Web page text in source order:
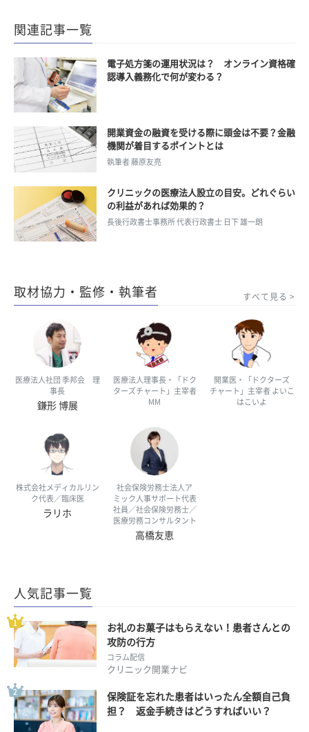
関連記事一覧
電子処方箋の運用状況は？ オンライン資格確
認導入義務化で何が変わる？
開業資金の融資を受ける際に頭金は不要？金融
機関が着目するポイントとは
執筆者 藤原友亮
クリニックの医療法人設立の目安。どれぐらい
の利益があれば効果的？
長後行政書士事務所 代表行政書士 日下 雄一朗
取材協力・監修・執筆者 すべて見る
医療法人社団 季邦会 理
事長
鎌形 博展
医療法人理事長・「ドク
ターズチャート」主宰者
MM
開業医・「ドクターズ
チャート」主宰者 よいこ
はこいよ
株式会社メディカルリン
ク代表／臨床医
ラリホ
社会保険労務士法人ア
ミック人事サポート代表
社員／社会保険労務士／
医療労務コンサルタント
高橋友恵
人気記事一覧
お礼のお菓子はもらえない！患者さんとの
攻防の行方
コラム配信
クリニック開業ナビ
保険証を忘れた患者はいったん全額自己負
担？ 返金手続きはどうすればいい？